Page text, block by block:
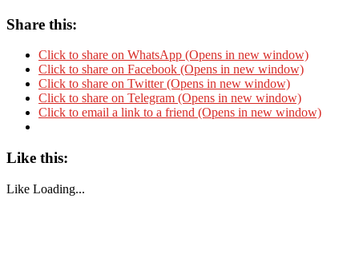
Share this:
Click to share on WhatsApp (Opens in new window)
Click to share on Facebook (Opens in new window)
Click to share on Twitter (Opens in new window)
Click to share on Telegram (Opens in new window)
Click to email a link to a friend (Opens in new window)
Like this:
Like Loading...